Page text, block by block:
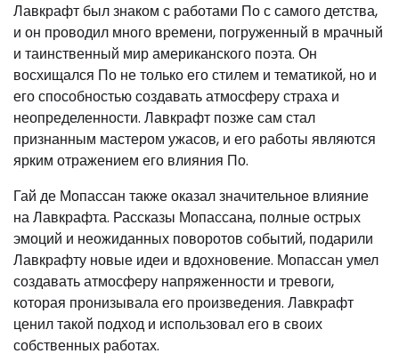
Лавкрафт был знаком с работами По с самого детства,
и он проводил много времени, погруженный в мрачный
и таинственный мир американского поэта. Он
восхищался По не только его стилем и тематикой, но и
его способностью создавать атмосферу страха и
неопределенности. Лавкрафт позже сам стал
признанным мастером ужасов, и его работы являются
ярким отражением его влияния По.
Гай де Мопассан также оказал значительное влияние
на Лавкрафта. Рассказы Мопассана, полные острых
эмоций и неожиданных поворотов событий, подарили
Лавкрафту новые идеи и вдохновение. Мопассан умел
создавать атмосферу напряженности и тревоги,
которая пронизывала его произведения. Лавкрафт
ценил такой подход и использовал его в своих
собственных работах.